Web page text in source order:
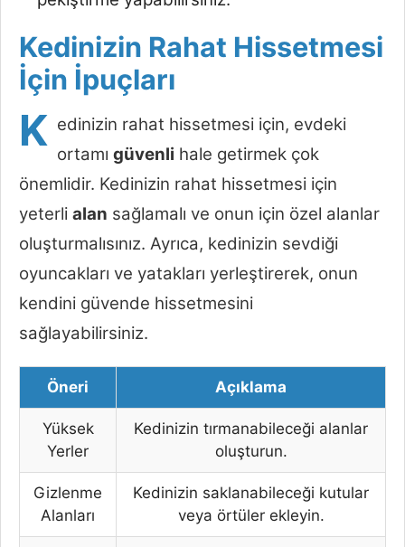
Kedinizin Rahat Hissetmesi
İçin İpuçları
K edinizin rahat hissetmesi için, evdeki
ortamı güvenli hale getirmek çok
önemlidir. Kedinizin rahat hissetmesi için
yeterli alan sağlamalı ve onun için özel alanlar
oluşturmalısınız. Ayrıca, kedinizin sevdiği
oyuncakları ve yatakları yerleştirerek, onun
kendini güvende hissetmesini
sağlayabilirsiniz.
Öneri Açıklama
Yüksek
Yerler
Kedinizin tırmanabileceği alanlar
oluşturun.
Gizlenme
Alanları
Kedinizin saklanabileceği kutular
veya örtüler ekleyin.